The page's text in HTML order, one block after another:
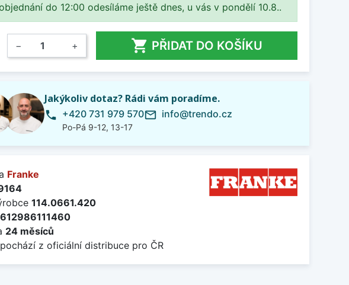
do 12:00 odesíláme ještě dnes, u vás v pondělí 10.8..
− +  PŘIDAT DO KOŠÍKU
Jakýkoliv dotaz? Rádi vám poradíme.
phone +420 731 979 570
Po-Pá 9-12, 13-17
mail_outline info@trendo.cz
Franke
114.0661.420
24 měsíců
z oficiální distribuce pro ČR